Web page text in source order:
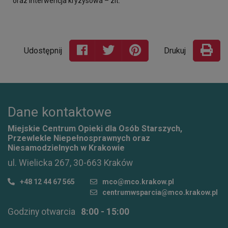
Udostępnij Drukuj
Dane kontaktowe
Miejskie Centrum Opieki dla Osób Starszych,
Przewlekle Niepełnosprawnych oraz
Niesamodzielnych w Krakowie
ul. Wielicka 267, 30-663 Kraków
+48 12 44 67 565
mco@mco.krakow.pl
centrumwsparcia@mco.krakow.pl
Godziny otwarcia 8:00 - 15:00